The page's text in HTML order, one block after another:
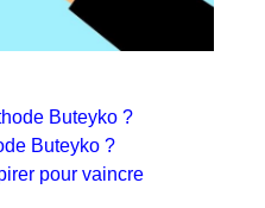
Buteyko ?
Buteyko ?
pour vaincre